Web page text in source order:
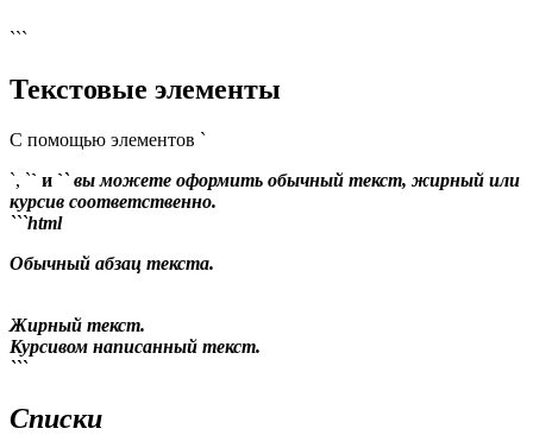
```
Текстовые элементы
С помощью элементов `
`, `` и `` вы можете оформить обычный текст, жирный или
курсив соответственно.
```html
Обычный абзац текста.
Жирный текст.
Курсивом написанный текст.
```
Списки